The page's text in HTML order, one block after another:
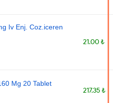
Iv Enj. Coz.iceren
21.00 ₺
Mg 20 Tablet
217.35 ₺